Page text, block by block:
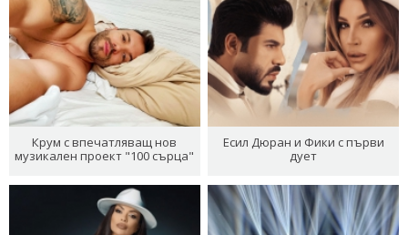
Крум с впечатляващ нов
музикален проект "100 сърца"
Есил Дюран и Фики с първи
дует